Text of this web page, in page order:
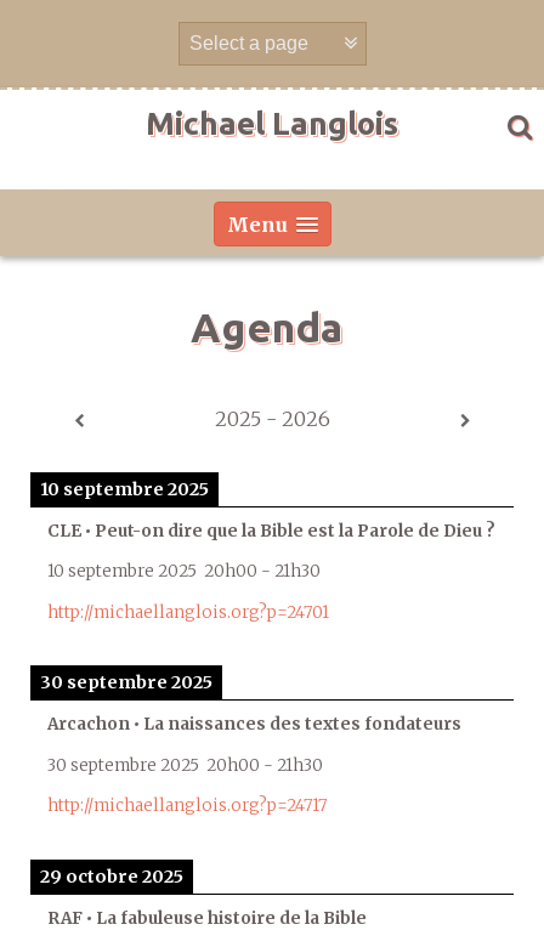
Michael Langlois
Menu
Agenda
2025 - 2026
10 septembre 2025
CLE • Peut-on dire que la Bible est la Parole de Dieu ?
10 septembre 2025 20h00 - 21h30
http://michaellanglois.org?p=24701
30 septembre 2025
Arcachon • La naissances des textes fondateurs
30 septembre 2025 20h00 - 21h30
http://michaellanglois.org?p=24717
29 octobre 2025
RAF • La fabuleuse histoire de la Bible